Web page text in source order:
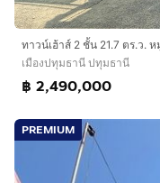
เมืองปทุมธานี ปทุมธานี
฿ 2,490,000
PREMIUM